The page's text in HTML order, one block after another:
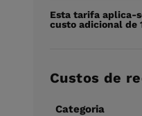
Esta tarifa aplica-
custo adicional de
Custos de
Categoria